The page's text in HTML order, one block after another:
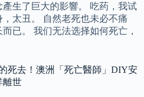
生了巨大的影響。 吃药，我试
太丑。 自然老死也未必不痛
已。 我们无法选择如何死亡，
死去！澳洲「死亡醫師」DIY安
離世